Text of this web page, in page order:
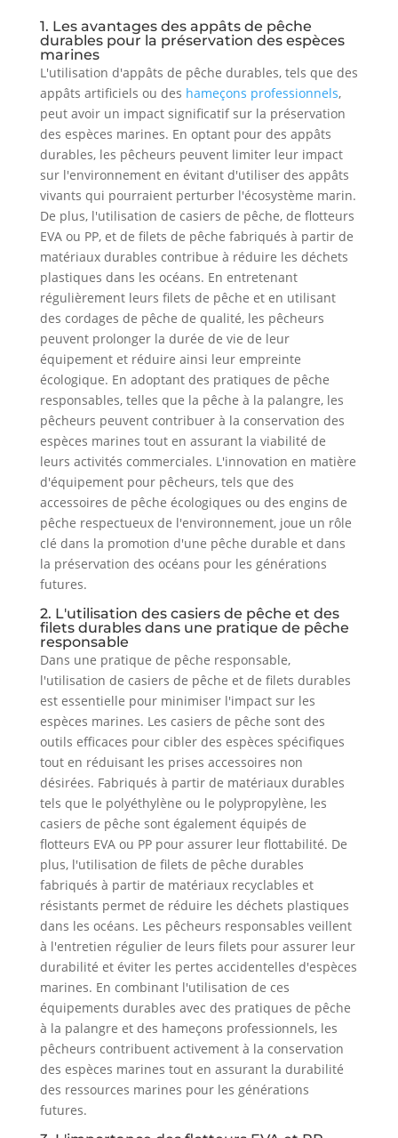
1. Les avantages des appâts de pêche
durables pour la préservation des espèces
marines
L'utilisation d'appâts de pêche durables, tels que des
appâts artificiels ou des hameçons professionnels,
peut avoir un impact significatif sur la préservation
des espèces marines. En optant pour des appâts
durables, les pêcheurs peuvent limiter leur impact
sur l'environnement en évitant d'utiliser des appâts
vivants qui pourraient perturber l'écosystème marin.
De plus, l'utilisation de casiers de pêche, de flotteurs
EVA ou PP, et de filets de pêche fabriqués à partir de
matériaux durables contribue à réduire les déchets
plastiques dans les océans. En entretenant
régulièrement leurs filets de pêche et en utilisant
des cordages de pêche de qualité, les pêcheurs
peuvent prolonger la durée de vie de leur
équipement et réduire ainsi leur empreinte
écologique. En adoptant des pratiques de pêche
responsables, telles que la pêche à la palangre, les
pêcheurs peuvent contribuer à la conservation des
espèces marines tout en assurant la viabilité de
leurs activités commerciales. L'innovation en matière
d'équipement pour pêcheurs, tels que des
accessoires de pêche écologiques ou des engins de
pêche respectueux de l'environnement, joue un rôle
clé dans la promotion d'une pêche durable et dans
la préservation des océans pour les générations
futures.
2. L'utilisation des casiers de pêche et des
filets durables dans une pratique de pêche
responsable
Dans une pratique de pêche responsable,
l'utilisation de casiers de pêche et de filets durables
est essentielle pour minimiser l'impact sur les
espèces marines. Les casiers de pêche sont des
outils efficaces pour cibler des espèces spécifiques
tout en réduisant les prises accessoires non
désirées. Fabriqués à partir de matériaux durables
tels que le polyéthylène ou le polypropylène, les
casiers de pêche sont également équipés de
flotteurs EVA ou PP pour assurer leur flottabilité. De
plus, l'utilisation de filets de pêche durables
fabriqués à partir de matériaux recyclables et
résistants permet de réduire les déchets plastiques
dans les océans. Les pêcheurs responsables veillent
à l'entretien régulier de leurs filets pour assurer leur
durabilité et éviter les pertes accidentelles d'espèces
marines. En combinant l'utilisation de ces
équipements durables avec des pratiques de pêche
à la palangre et des hameçons professionnels, les
pêcheurs contribuent activement à la conservation
des espèces marines tout en assurant la durabilité
des ressources marines pour les générations
futures.